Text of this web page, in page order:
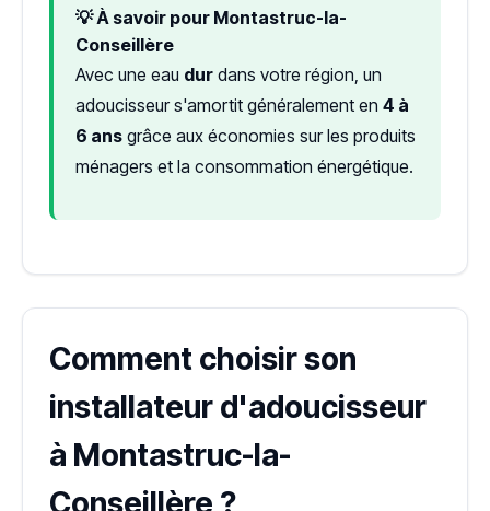
💡 À savoir pour Montastruc-la-
Conseillère
Avec une eau dur dans votre région, un
adoucisseur s'amortit généralement en 4 à
6 ans grâce aux économies sur les produits
ménagers et la consommation énergétique.
Comment choisir son
installateur d'adoucisseur
à Montastruc-la-
Conseillère ?